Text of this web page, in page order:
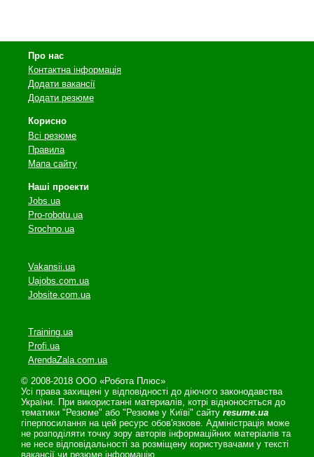
Про нас
Контактна інформація
Додати вакансії
Додати резюме
Корисно
Всі резюме
Правила
Мапа сайту
Наші проекти
Jobs.ua
Pro-robotu.ua
Srochno.ua
Vakansii.ua
Uajobs.com.ua
Jobsite.com.ua
Training.ua
Profi.ua
ArendaZala.com.ua
© 2008-2018 ООО «Робота Плюс»
Усі права захищені у відповідності до діючого законодавства
України. При використанні материалів, котрі відноносяться до
тематики "Резюме" або "Резюме у Київі" сайту resume.ua
гіперпосилання на цей ресурс обов'язкове. Адміністрація може
не розподіляти точку зору авторів інформаційних матеріалів та
не несе відповідальності за розміщену користувачами у тексті
вакансії чи резюме інформацію.